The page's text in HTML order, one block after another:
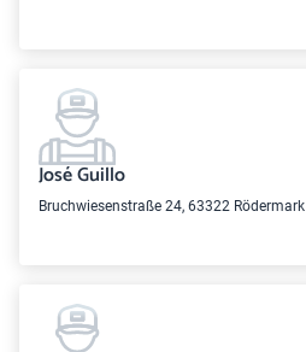
José Guillo
Bruchwiesenstraße 24, 63322 Rödermark